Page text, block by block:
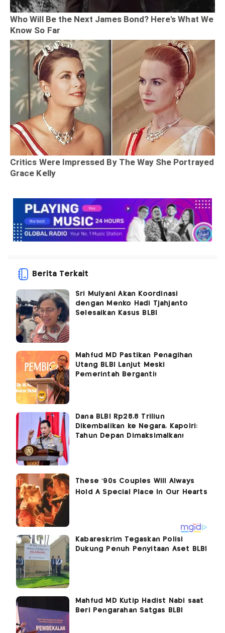
Berita Terkait
Sri Mulyani Akan Koordinasi
dengan Menko Hadi Tjahjanto
Selesaikan Kasus BLBI
Mahfud MD Pastikan Penagihan
Utang BLBI Lanjut Meski
Pemerintah Berganti!
Dana BLBI Rp28,8 Triliun
Dikembalikan ke Negara, Kapolri:
Tahun Depan Dimaksimalkan!
Kabareskrim Tegaskan Polisi
Dukung Penuh Penyitaan Aset BLBI
Mahfud MD Kutip Hadist Nabi saat
Beri Pengarahan Satgas BLBI